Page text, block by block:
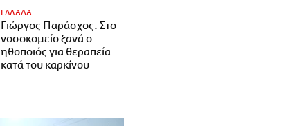
ΕΛΛΑΔΑ
Γιώργος Παράσχος: Στο
νοσοκομείο ξανά ο
ηθοποιός για θεραπεία
κατά του καρκίνου